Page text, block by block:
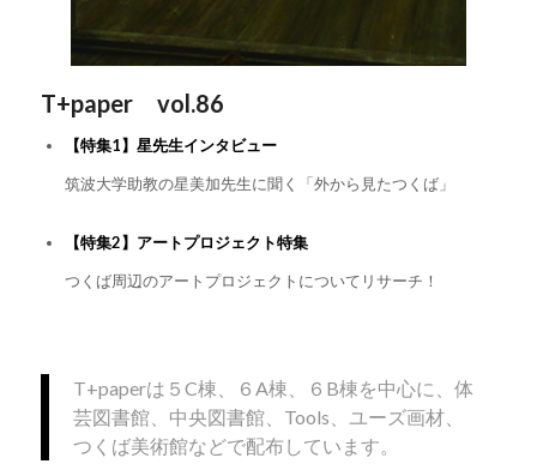
T+paper vol.86
【特集1】星先生インタビュー
筑波大学助教の星美加先生に聞く「外から見たつくば」
【特集2】アートプロジェクト特集
つくば周辺のアートプロジェクトについてリサーチ！
T+paperは５C棟、６A棟、６B棟を中心に、体
芸図書館、中央図書館、Tools、ユーズ画材、
つくば美術館などで配布しています。